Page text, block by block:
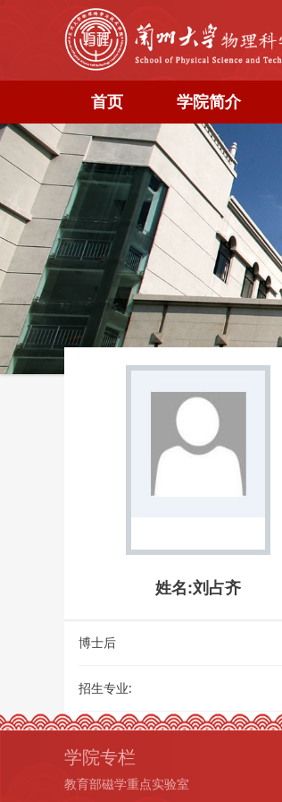
首页 学院简介
姓名:刘占齐
博士后
招生专业:
学院专栏
教育部磁学重点实验室